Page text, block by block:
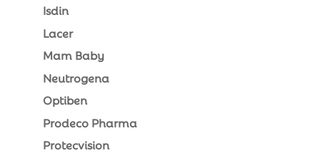
Isdin
Lacer
Mam Baby
Neutrogena
Optiben
Prodeco Pharma
Protecvision